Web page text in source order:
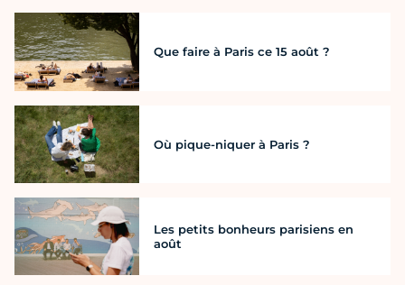
Que faire à Paris ce 15 août ?
Où pique-niquer à Paris ?
Les petits bonheurs parisiens en
août